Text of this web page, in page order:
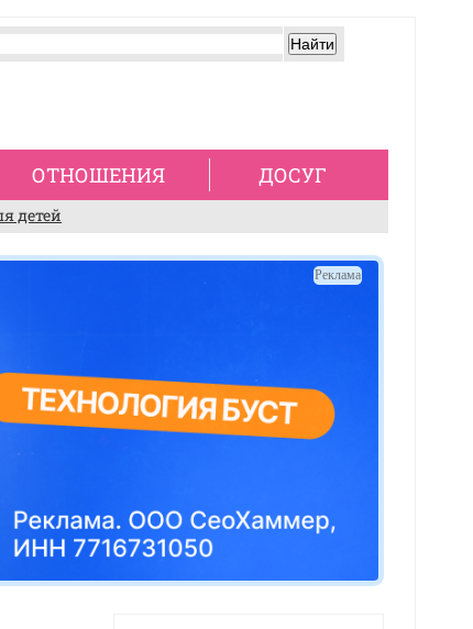
Реклама
ОТНОШЕНИЯ ДОСУГ
детей